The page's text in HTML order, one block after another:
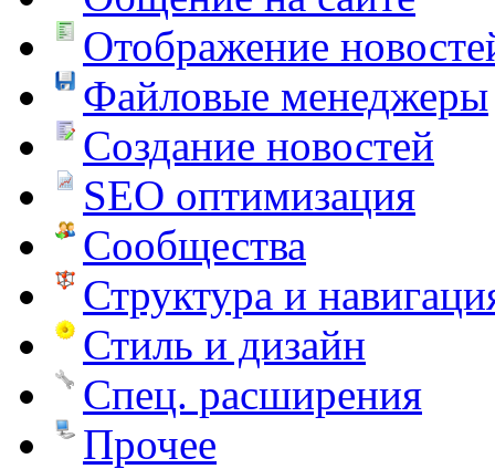
Отображение
Файловые менеджеры
Создание новостей
SEO оптимизация
Сообщества
Структура и
Стиль и дизайн
Спец. расширения
Прочее